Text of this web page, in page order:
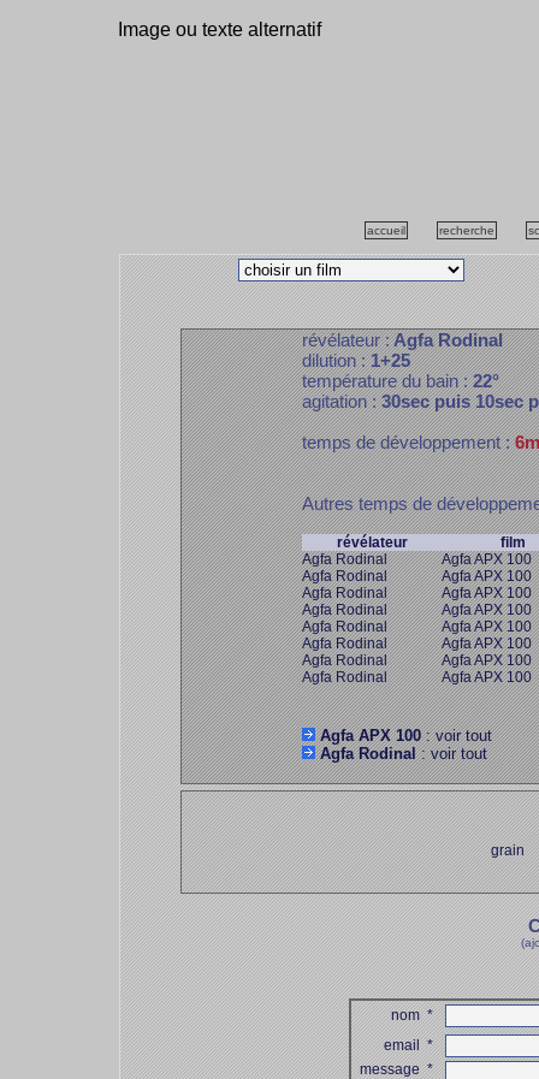
Image ou texte alternatif
accueil recherche
révélateur :Agfa Rodinal
dilution :1+25
température du bain :22°
agitation :30sec puis 10sec
temps de développement :
Autres temps de
révélateur
film
Agfa Rodinal
Agfa APX 100
Agfa Rodinal
Agfa APX 100
Agfa Rodinal
Agfa APX 100
Agfa Rodinal
Agfa APX 100
Agfa Rodinal
Agfa APX 100
Agfa Rodinal
Agfa APX 100
Agfa Rodinal
Agfa APX 100
Agfa Rodinal
Agfa APX 100
Agfa APX 100: voir tout
Agfa Rodinal: voir tout
grain
nom*
email*
message*